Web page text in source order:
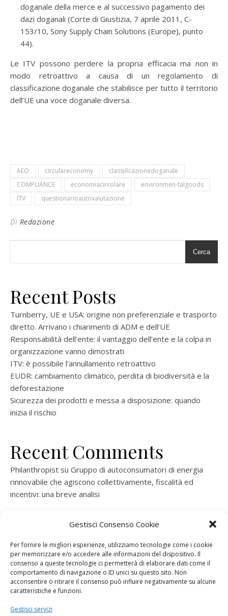
Gestisci Consenso Cookie
Per fornire le migliori esperienze, utilizziamo tecnologie come i cookie
per memorizzare e/o accedere alle informazioni del dispositivo. Il
consenso a queste tecnologie ci permetterà di elaborare dati come il
comportamento di navigazione o ID unici su questo sito. Non
acconsentire o ritirare il consenso può influire negativamente su alcune
caratteristiche e funzioni.
Gestisci servizi
doganale della merce e al successivo pagamento dei
dazi doganali (Corte di Giustizia, 7 aprile 2011, C-
153/10, Sony Supply Chain Solutions (Europe), punto
44).
Le ITV possono perdere la propria efficacia ma non in
modo retroattivo a causa di un regolamento di
classificazione doganale che stabilisce per tutto il territorio
dell’UE una voce doganale diversa.
AEO circulareconomy
classificazionedoganale
COMPLIANCE
economiacircolare
environmen-talgoods
ITV
questionarioautovalutazione
Di Redazione
Cerca
Recent Posts
Turnberry, UE e USA: origine non preferenziale e trasporto
diretto. Arrivano i chiarimenti di ADM e dell’UE
Responsabilità dell’ente: il vantaggio dell’ente e la colpa in
organizzazione vanno dimostrati
ITV: è possibile l’annullamento retroattivo
EUDR: cambiamento climatico, perdita di biodiversità e la
deforestazione
Sicurezza dei prodotti e messa a disposizione: quando
inizia il rischio
Recent Comments
Philanthropist su Gruppo di autoconsumatori di energia
rinnovabile che agiscono collettivamente, fiscalità ed
incentivi: una breve analisi
rinnovabile che agiscono collettivamente, fiscalità ed
ramatogelsuGruppo di autoconsumatori di energia
rinnovabile che agiscono collettivamente, fiscalità ed
incentivi: una breve analisi